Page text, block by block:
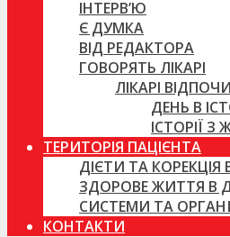
ІНТЕРВ’Ю
Є ДУМКА
ВІД РЕДАКТОРА
ГОВОРЯТЬ ЛІКАРІ
ЛІКАРІ
ДЕНЬ В
ІСТОРІЇ З
ТЕРИТОРІЯ ПАЦІЄНТА
ДІЄТИ ТА КОРЕКЦІЯ
ЗДОРОВЕ ЖИТТЯ В
СИСТЕМИ ТА
КОНТАКТИ